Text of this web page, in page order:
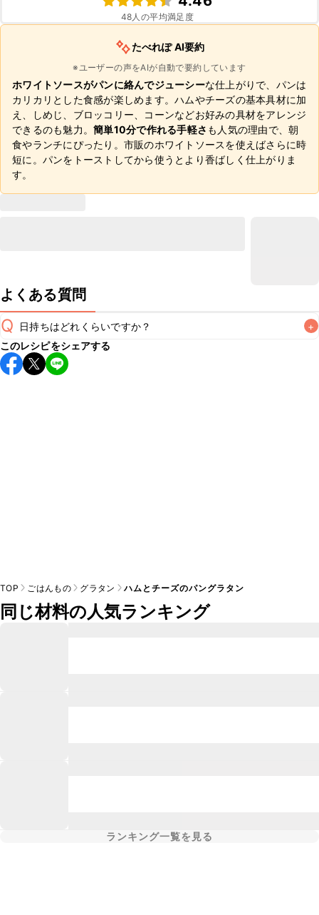
48人の平均満足度
たべれぽ AI要約
※ユーザーの声をAIが自動で要約しています
ホワイトソースがパンに絡んでジューシーな仕上がりで、パンは
カリカリとした食感が楽しめます。ハムやチーズの基本具材に加
え、しめじ、ブロッコリー、コーンなどお好みの具材をアレンジ
できるのも魅力。 簡単10分で作れる手軽さ も人気の理由で、朝
食やランチにぴったり。市販のホワイトソースを使えばさらに時
短に。パンをトーストしてから使うとより香ばしく仕上がりま
す。
よくある質問
Q 日持ちはどれくらいですか？ +
保存期間は冷蔵で当日中が目安です。なるべくお早めにお召
し上がりください。
このレシピをシェアする
TOP ごはんもの グラタン ハムとチーズのパングラタン
同じ材料の人気ランキング
ランキング一覧を見る